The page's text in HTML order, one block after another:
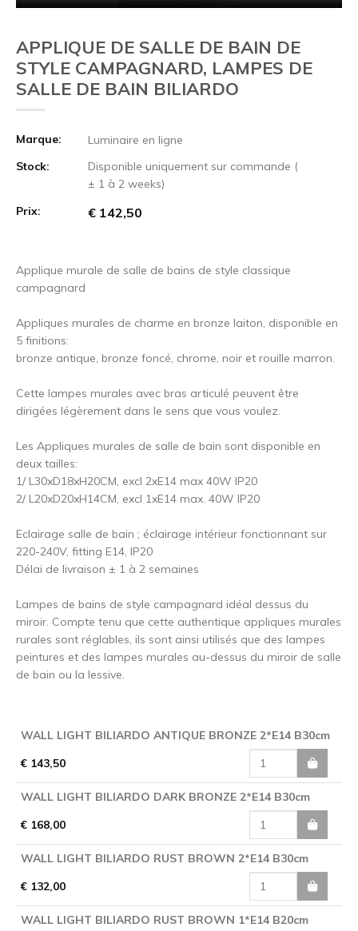
APPLIQUE DE SALLE DE BAIN DE
STYLE CAMPAGNARD, LAMPES DE
SALLE DE BAIN BILIARDO
Marque:
Luminaire en ligne
Stock:
Disponible uniquement sur commande (
± 1 à 2 weeks)
Prix:
€ 142,50
Applique murale de salle de bains de style classique
campagnard
Appliques murales de charme en bronze laiton, disponible en
5 finitions:
bronze antique, bronze foncé, chrome, noir et rouille marron.
Cette lampes murales avec bras articulé peuvent être
dirigées légèrement dans le sens que vous voulez.
Les Appliques murales de salle de bain sont disponible en
deux tailles:
1/ L30xD18xH20CM, excl 2xE14 max 40W IP20
2/ L20xD20xH14CM, excl 1xE14 max. 40W IP20
Eclairage salle de bain ; éclairage intérieur fonctionnant sur
220-240V, fitting E14, IP20
Délai de livraison ± 1 à 2 semaines
Lampes de bains de style campagnard idéal dessus du
miroir. Compte tenu que cette authentique appliques murales
rurales sont réglables, ils sont ainsi utilisés que des lampes
peintures et des lampes murales au-dessus du miroir de salle
de bain ou la lessive.
WALL LIGHT BILIARDO ANTIQUE BRONZE 2*E14 B30cm
€ 143,50
WALL LIGHT BILIARDO DARK BRONZE 2*E14 B30cm
€ 168,00
WALL LIGHT BILIARDO RUST BROWN 2*E14 B30cm
€ 132,00
WALL LIGHT BILIARDO RUST BROWN 1*E14 B20cm